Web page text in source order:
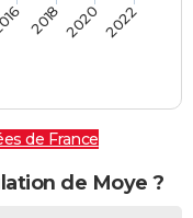
2018 2020 2022
de France
de Moye ?